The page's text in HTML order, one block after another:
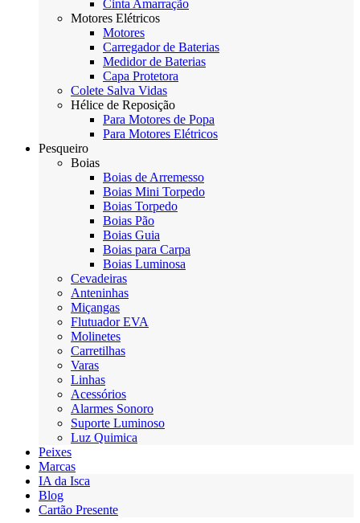
Cinta Amarração
Motores Elétricos
Motores
Carregador de Baterias
Medidor de Baterias
Capa Protetora
Colete Salva Vidas
Hélice de Reposição
Para Motores de Popa
Para Motores Elétricos
Pesqueiro
Boias
Boias de Arremesso
Boias Mini Torpedo
Boias Torpedo
Boias Pão
Boias Guia
Boias para Carpa
Boias Luminosa
Cevadeiras
Anteninhas
Miçangas
Flutuador EVA
Molinetes
Carretilhas
Varas
Linhas
Acessórios
Alarmes Sonoro
Suporte Luminoso
Luz Quimica
Peixes
Marcas
IA da Isca
Blog
Cartão Presente